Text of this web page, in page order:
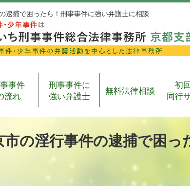
逮捕で困ったら！刑事事件に強い弁護士に相談
事件
流れ
刑事事件に
強い弁護士
無料法律相談
初
同行
市の淫行事件の逮捕で困